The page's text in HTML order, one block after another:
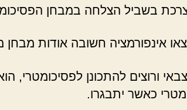
בשביל הצלחה במבחן
ורוצים להתכונן לפסיכומטרי,
כאשר יתבגרו.